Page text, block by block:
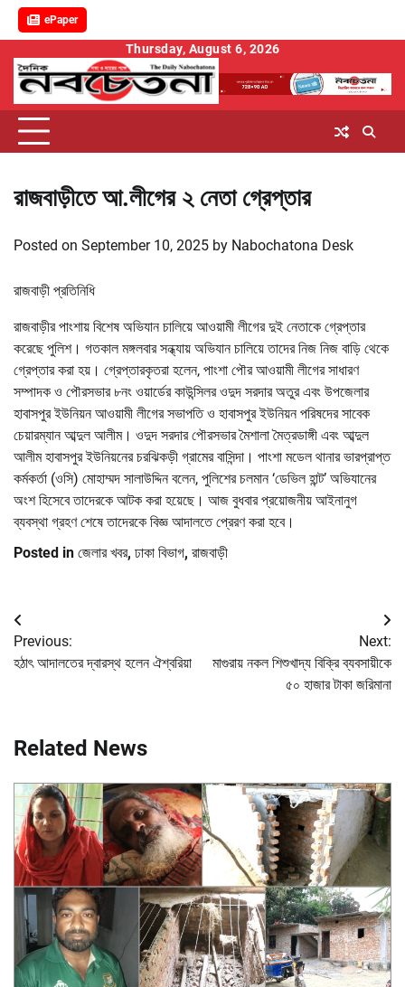
ePaper
content
Thursday, August 6, 2026
রাজবাড়ীতে আ.লীগের ২ নেতা গ্রেপ্তার
Posted on September 10, 2025 by Nabochatona Desk
রাজবাড়ী প্রতিনিধি
রাজবাড়ীর পাংশায় বিশেষ অভিযান চালিয়ে আওয়ামী লীগের দুই নেতাকে গ্রেপ্তার
করেছে পুলিশ। গতকাল মঙ্গলবার সন্ধ্যায় অভিযান চালিয়ে তাদের নিজ নিজ বাড়ি থেকে
গ্রেপ্তার করা হয়। গ্রেপ্তারকৃতরা হলেন, পাংশা পৌর আওয়ামী লীগের সাধারণ
সম্পাদক ও পৌরসভার ৮নং ওয়ার্ডের কাউন্সিলর ওদুদ সরদার অতুর এবং উপজেলার
হাবাসপুর ইউনিয়ন আওয়ামী লীগের সভাপতি ও হাবাসপুর ইউনিয়ন পরিষদের সাবেক
চেয়ারম্যান আব্দুল আলীম। ওদুদ সরদার পৌরসভার মৈশালা মৈত্রডাঙ্গী এবং আব্দুল
আলীম হাবাসপুর ইউনিয়নের চরঝিকড়ী গ্রামের বাসিন্দা। পাংশা মডেল থানার ভারপ্রাপ্ত
কর্মকর্তা (ওসি) মোহাম্মদ সালাউদ্দিন বলেন, পুলিশের চলমান ‘ডেভিল হান্ট’ অভিযানের
অংশ হিসেবে তাদেরকে আটক করা হয়েছে। আজ বুধবার প্রয়োজনীয় আইনানুগ
ব্যবস্থা গ্রহণ শেষে তাদেরকে বিজ্ঞ আদালতে প্রেরণ করা হবে।
Posted in জেলার খবর, ঢাকা বিভাগ, রাজবাড়ী
Post
navigation
Previous:
হঠাৎ আদালতের দ্বারস্থ হলেন ঐশ্বরিয়া
Next:
মাগুরায় নকল শিশুখাদ্য বিক্রি ব্যবসায়ীকে
৫০ হাজার টাকা জরিমানা
Related News